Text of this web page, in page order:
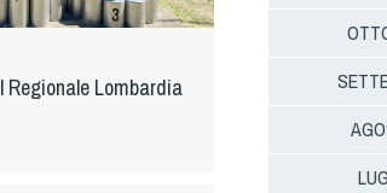
Regionale Lombardia